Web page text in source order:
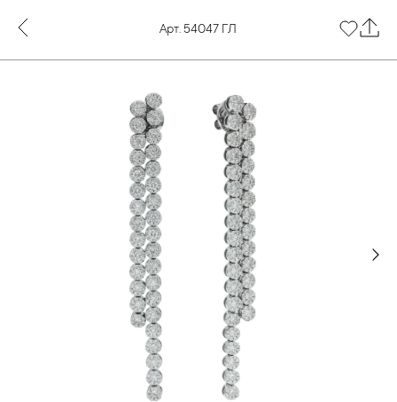
Арт. 54047 ГЛ